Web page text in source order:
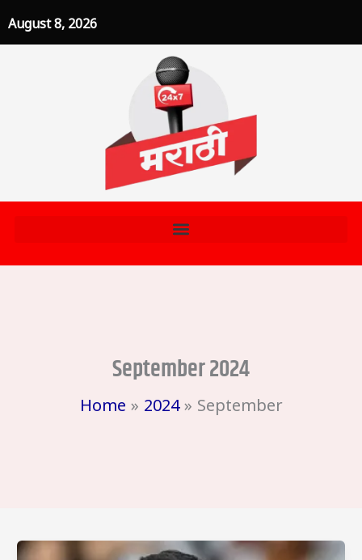
Skip
to
August 8, 2026
September 2024
Home 2024 September